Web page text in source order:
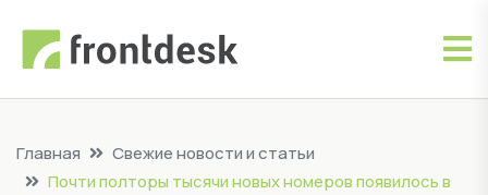
Главная
Свежие новости и статьи
Почти полторы тысячи новых номеров появилось в